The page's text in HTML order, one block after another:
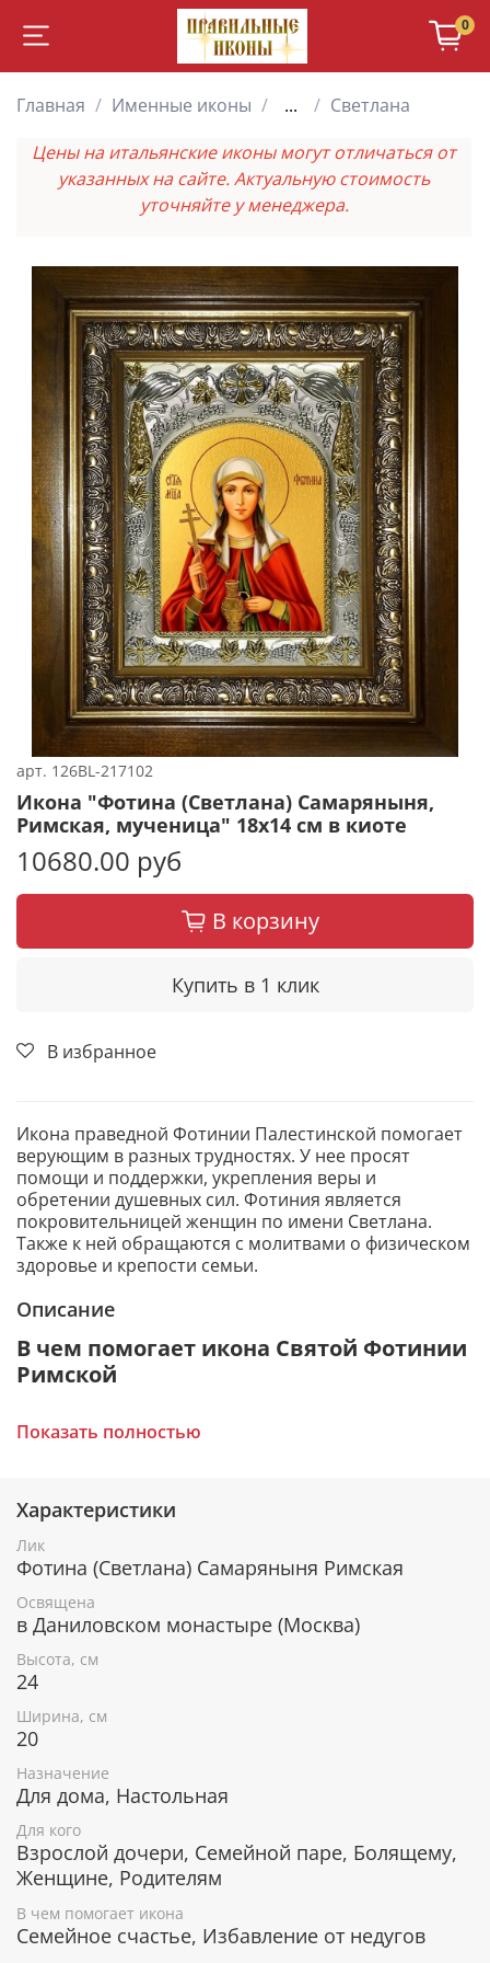
0
Главная Именные иконы ...
Светлана
Цены на итальянские иконы могут отличаться от
указанных на сайте. Актуальную стоимость
уточняйте у менеджера.
арт. 126BL-217102
Икона "Фотина (Светлана) Самаряныня,
Римская, мученица" 18х14 см в киоте
10680.00 руб
В корзину
Купить в 1 клик
В избранное
Икона праведной Фотинии Палестинской помогает
верующим в разных трудностях. У нее просят
помощи и поддержки, укрепления веры и
обретении душевных сил. Фотиния является
покровительницей женщин по имени Светлана.
Также к ней обращаются с молитвами о физическом
здоровье и крепости семьи.
Описание
В чем помогает икона Святой Фотинии
Римской
сомнений.
двигательного аппарата.
Укрепление духа, обретение твердости веры.
Понимание между разными поколениями.
Преодоление искушений.
Икона уже освящена
Лик изготовлен методом УФ-печати в России.
Освящен в Даниловском монастыре по всем
канонам Православной церкви. Икона поставляется
в коробке с изображением монастыря, к каждой
иконе прилагается сертификат.
Серебряное покрытие, ценные породы
дерева
Рамка покрыта слоем чистого серебра 925 пробы и
позолотой. С помощью современных технологий
изделию придается особая рельефность и
Показать полностью
Характеристики
Лик
Фотина (Светлана) Самаряныня Римская
Освящена
в Даниловском монастыре (Москва)
Высота, см
24
Ширина, см
20
Назначение
Для дома, Настольная
Для кого
Взрослой дочери, Семейной паре, Болящему,
Женщине, Родителям
В чем помогает икона
Семейное счастье, Избавление от недугов